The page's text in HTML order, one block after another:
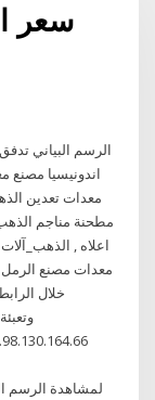
سعر
الرسم البياني
مطحنة مناجم
اعلاه ,
معدات مصنع الرمل
لمشاهدة الرسم